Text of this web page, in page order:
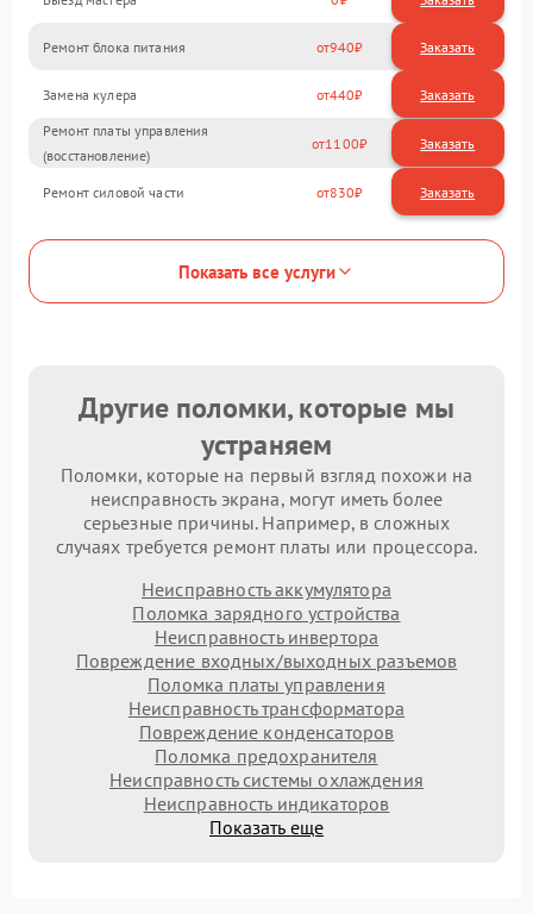
Ремонт блока питания 940
Замена кулера 440
Ремонт платы управления
(восстановление)
1100
Ремонт силовой части 830
Показать все услуги
Другие поломки, которые мы
устраняем
Поломки, которые на первый взгляд похожи на
неисправность экрана, могут иметь более
серьезные причины. Например, в сложных
случаях требуется ремонт платы или процессора.
Неисправность аккумулятора
Поломка зарядного устройства
Неисправность инвертора
Повреждение входных/выходных разъемов
Поломка платы управления
Неисправность трансформатора
Повреждение конденсаторов
Поломка предохранителя
Неисправность системы охлаждения
Неисправность индикаторов
Показать еще